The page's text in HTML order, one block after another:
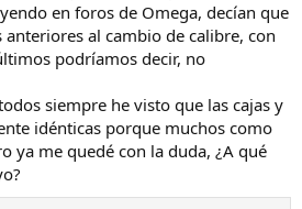
en foros de Omega, decían que
al cambio de calibre, con
podríamos decir, no
siempre he visto que las cajas y
idénticas porque muchos como
ya me quedé con la duda, ¿A qué